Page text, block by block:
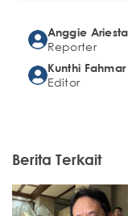
Anggie Ariesta
Reporter
Kunthi
Editor
Berita Terkait